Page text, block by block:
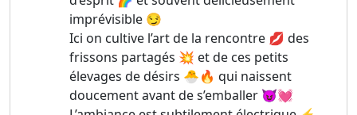
imprévisible 😏
Ici on cultive l’art de la rencontre 💋 des
frissons partagés 💥 et de ces petits
élevages de désirs 🐣🔥 qui naissent
doucement avant de s’emballer 😈💓